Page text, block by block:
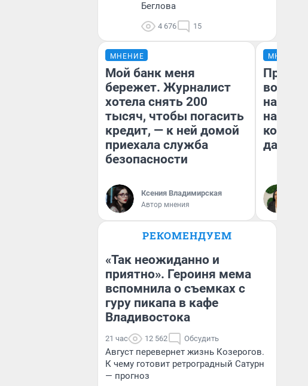
Беглова
4 676 15
МНЕНИЕ
Мой банк меня
бережет. Журналист
хотела снять 200
тысяч, чтобы погасить
кредит, — к ней домой
приехала служба
безопасности
Ксения Владимирская
Автор мнения
МНЕНИЕ
нам
даже
РЕКОМЕНДУЕМ
«Так неожиданно и
приятно». Героиня мема
вспомнила о съемках с
гуру пикапа в кафе
Владивостока
21 час 12 562 Обсудить
Август перевернет жизнь Козерогов.
К чему готовит ретроградный Сатурн
— прогноз